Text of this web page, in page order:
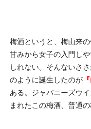
梅酒というと、梅由来
甘みから女子の入門し
しれない。そんないさ
のように誕生したのが
ある。ジャパニーズウ
まれたこの梅酒、普通